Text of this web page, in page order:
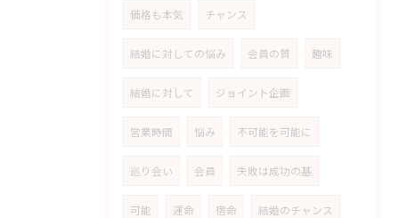
価格も本気 チャンス
結婚に対しての悩み 会員の質 趣味
結婚に対して ジョイント企画
営業時間 悩み 不可能を可能に
巡り会い 会員 失敗は成功の基
可能 運命 宿命 結婚のチャンス